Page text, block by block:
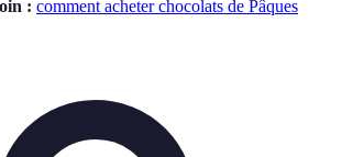
: comment acheter chocolats de Pâques